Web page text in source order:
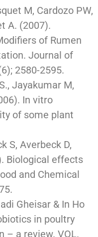
M, Cardozo PW,
A. (2007).
of Rumen
Journal of
2580-2595.
Jayakumar M,
In vitro
of some plant
S, Averbeck D,
Biological effects
and Chemical
Gheisar & In Ho
in poultry
– a review. VOL.